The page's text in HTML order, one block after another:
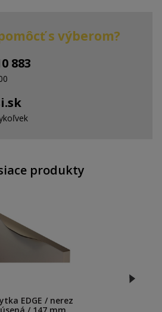
s výberom?
883
produkty
EDGE / nerez